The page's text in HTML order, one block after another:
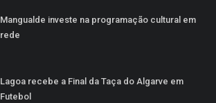
Mangualde investe na programação cultural em
rede
Lagoa recebe a Final da Taça do Algarve em
Futebol